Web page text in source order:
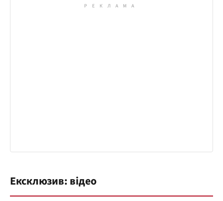
Ексклюзив: відео